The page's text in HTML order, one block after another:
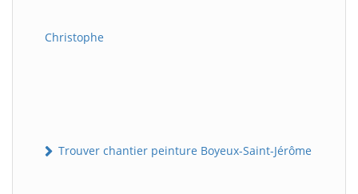
Christophe
Trouver chantier peinture Boyeux-Saint-Jérôme